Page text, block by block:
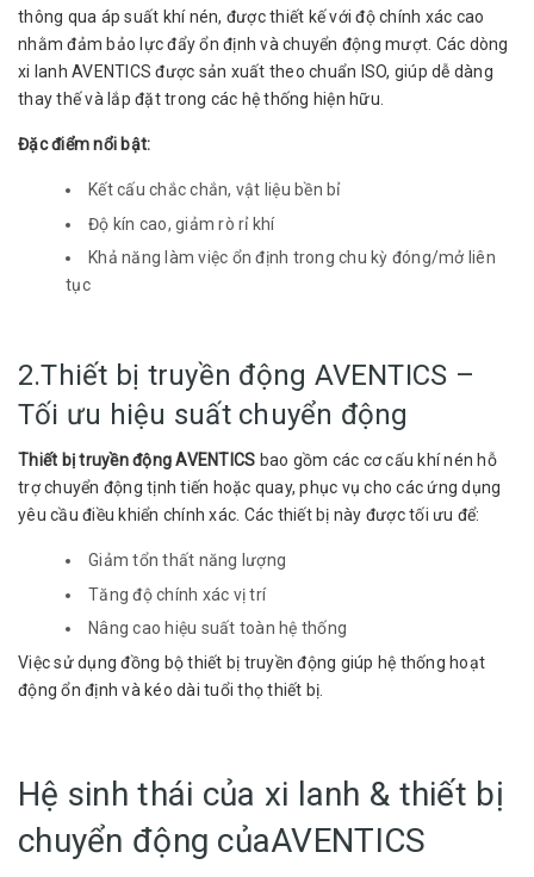
thông qua áp suất khí nén, được thiết kế với độ chính xác cao
nhằm đảm bảo lực đẩy ổn định và chuyển động mượt. Các dòng
xi lanh AVENTICS được sản xuất theo chuẩn ISO, giúp dễ dàng
thay thế và lắp đặt trong các hệ thống hiện hữu.
Đặc điểm nổi bật:
Kết cấu chắc chắn, vật liệu bền bỉ
Độ kín cao, giảm rò rỉ khí
Khả năng làm việc ổn định trong chu kỳ đóng/mở liên
tục
2.Thiết bị truyền động AVENTICS –
Tối ưu hiệu suất chuyển động
Thiết bị truyền động AVENTICS bao gồm các cơ cấu khí nén hỗ
trợ chuyển động tịnh tiến hoặc quay, phục vụ cho các ứng dụng
yêu cầu điều khiển chính xác. Các thiết bị này được tối ưu để:
Giảm tổn thất năng lượng
Tăng độ chính xác vị trí
Nâng cao hiệu suất toàn hệ thống
Việc sử dụng đồng bộ thiết bị truyền động giúp hệ thống hoạt
động ổn định và kéo dài tuổi thọ thiết bị.
Hệ sinh thái của xi lanh & thiết bị
chuyển động củaAVENTICS